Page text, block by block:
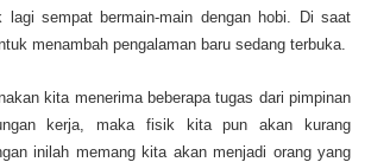
sempat bermain-main dengan hobi. Di saat
menambah pengalaman baru sedang terbuka.
kita menerima beberapa tugas dari pimpinan
kerja, maka fisik kita pun akan kurang
inilah memang kita akan menjadi orang yang